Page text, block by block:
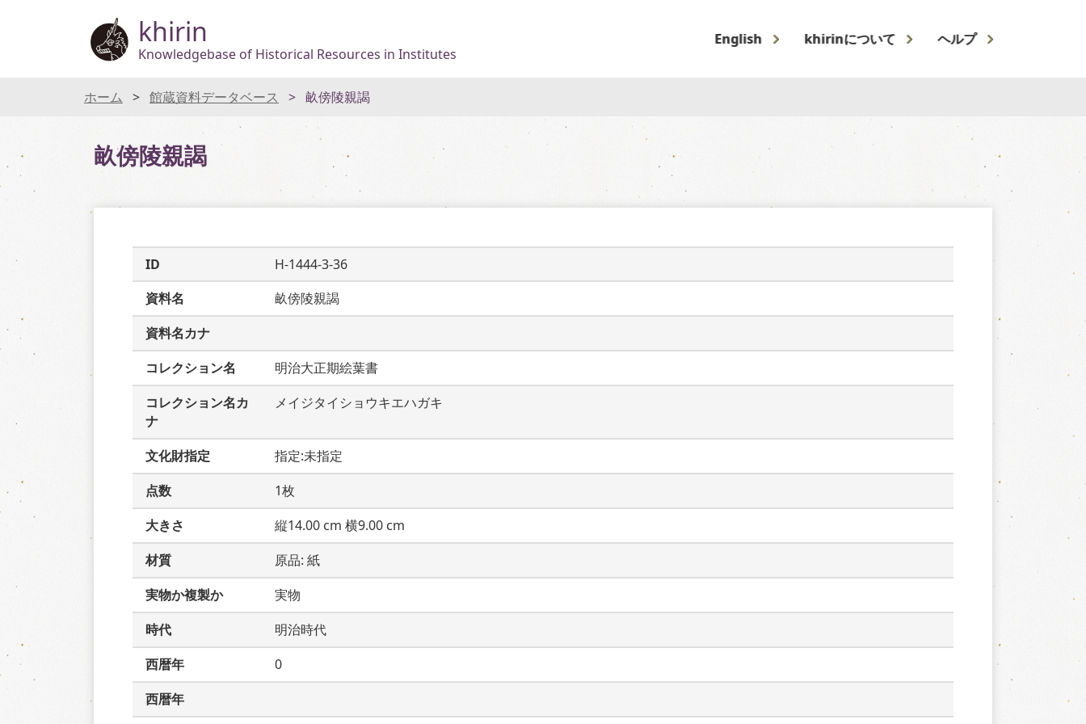
khirin
Knowledgebase of Historical Resources in Institutes
English khirinについて ヘルプ
ホーム 館蔵資料データベース 畝傍陵親謁
畝傍陵親謁
ID
H-1444-3-36
資料名
畝傍陵親謁
資料名カナ
コレクション名
明治大正期絵葉書
コレクション名カ
ナ
メイジタイショウキエハガキ
文化財指定
指定:未指定
点数
1枚
大きさ
縦14.00 cm 横9.00 cm
材質
原品: 紙
実物か複製か
実物
時代
明治時代
西暦年
0
西暦年